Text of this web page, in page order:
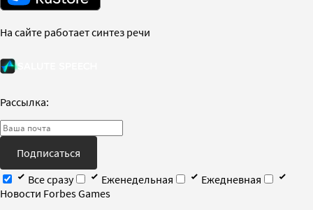
На сайте работает синтез речи
Рассылка:
Подписаться
Все сразу
Еженедельная
Ежедневная
Новости Forbes Games